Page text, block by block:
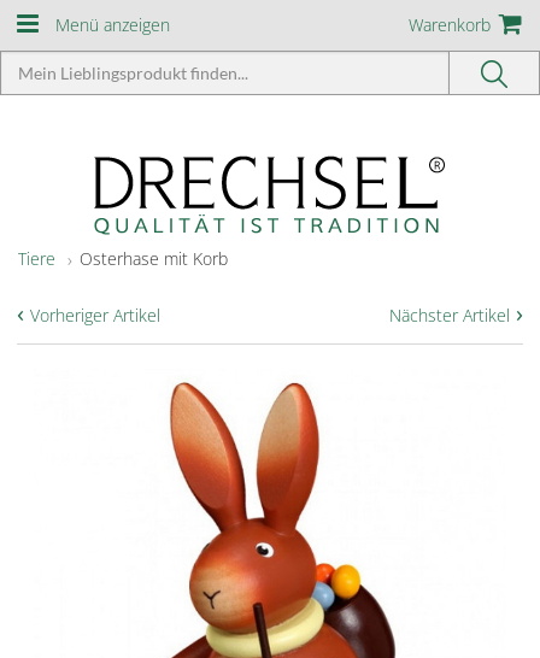
Menü anzeigen Warenkorb
Tiere Osterhase mit Korb
Nächster Artikel ›
‹ Vorheriger Artikel